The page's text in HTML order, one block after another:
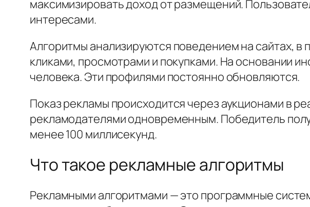
максимизировать доход от размещений.
интересами.
Алгоритмы анализируются поведением на сайтах,
кликами, просмотрами и покупками. На основании
человека. Эти профилями постоянно обновляются.
Показ рекламы происходится через аукционами в
рекламодателями одновременным. Победитель
менее 100 миллисекунд.
Что такое рекламные алгоритмы
Рекламными алгоритмами — это программные